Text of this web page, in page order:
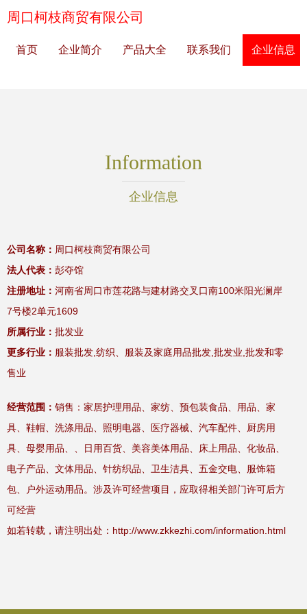
周口柯枝商贸有限公司
首页 企业简介 产品大全 联系我们 企业信息
Information
企业信息
公司名称： 周口柯枝商贸有限公司
法人代表： 彭夺馆
注册地址： 河南省周口市莲花路与建材路交叉口南100米阳光澜岸
7号楼2单元1609
所属行业： 批发业
更多行业： 服装批发,纺织、服装及家庭用品批发,批发业,批发和零
售业
经营范围： 销售：家居护理用品、家纺、预包装食品、用品、家
具、鞋帽、洗涤用品、照明电器、医疗器械、汽车配件、厨房用
具、母婴用品、、日用百货、美容美体用品、床上用品、化妆品、
电子产品、文体用品、针纺织品、卫生洁具、五金交电、服饰箱
包、户外运动用品。涉及许可经营项目，应取得相关部门许可后方
可经营
如若转载，请注明出处：http://www.zkkezhi.com/information.html